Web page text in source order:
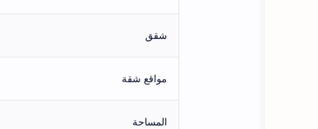
شقق
مواقع شقة
المساحة